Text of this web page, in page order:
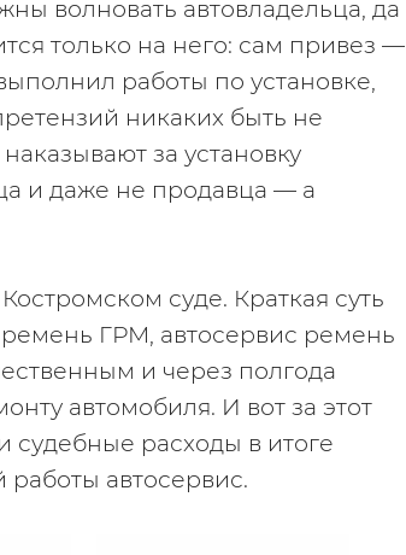
волновать автовладельца, да
только на него: сам привез —
работы по установке,
никаких быть не
за установку
и даже не продавца — а
суде. Краткая суть
ГРМ, автосервис ремень
и через полгода
автомобиля. И вот за этот
судебные расходы в итоге
автосервис.